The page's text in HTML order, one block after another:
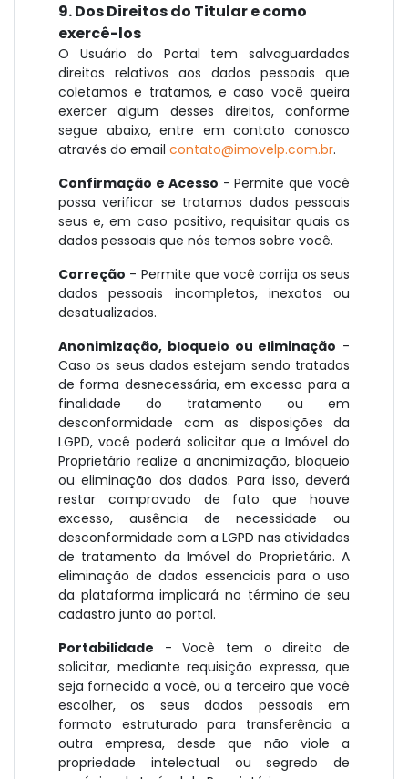
9. Dos Direitos do Titular e como
exercê-los
O Usuário do Portal tem salvaguardados
direitos relativos aos dados pessoais que
coletamos e tratamos, e caso você queira
exercer algum desses direitos, conforme
segue abaixo, entre em contato conosco
através do email contato@imovelp.com.br.
Confirmação e Acesso - Permite que você
possa verificar se tratamos dados pessoais
seus e, em caso positivo, requisitar quais os
dados pessoais que nós temos sobre você.
Correção - Permite que você corrija os seus
dados pessoais incompletos, inexatos ou
desatualizados.
Anonimização, bloqueio ou eliminação -
Caso os seus dados estejam sendo tratados
de forma desnecessária, em excesso para a
finalidade do tratamento ou em
desconformidade com as disposições da
LGPD, você poderá solicitar que a Imóvel do
Proprietário realize a anonimização, bloqueio
ou eliminação dos dados. Para isso, deverá
restar comprovado de fato que houve
excesso, ausência de necessidade ou
desconformidade com a LGPD nas atividades
de tratamento da Imóvel do Proprietário. A
eliminação de dados essenciais para o uso
da plataforma implicará no término de seu
cadastro junto ao portal.
Portabilidade - Você tem o direito de
solicitar, mediante requisição expressa, que
seja fornecido a você, ou a terceiro que você
escolher, os seus dados pessoais em
formato estruturado para transferência a
outra empresa, desde que não viole a
propriedade intelectual ou segredo de